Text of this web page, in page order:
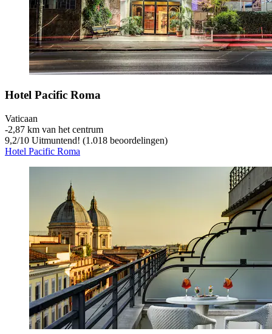
Hotel Pacific Roma
Vaticaan
‐2,87 km van het centrum
9,2/10 Uitmuntend! (1.018 beoordelingen)
Hotel Pacific Roma